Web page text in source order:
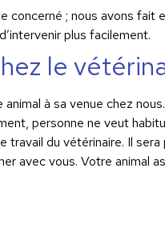
concerné ; nous avons fait
plus facilement.
le
à sa venue chez
personne ne veut
du vétérinaire. Il sera
avec vous. Votre animal